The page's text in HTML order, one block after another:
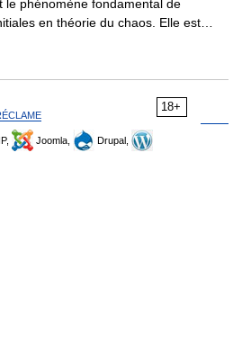
le phénomène fondamental de
en théorie du chaos. Elle est…
18+
Joomla,
Drupal,